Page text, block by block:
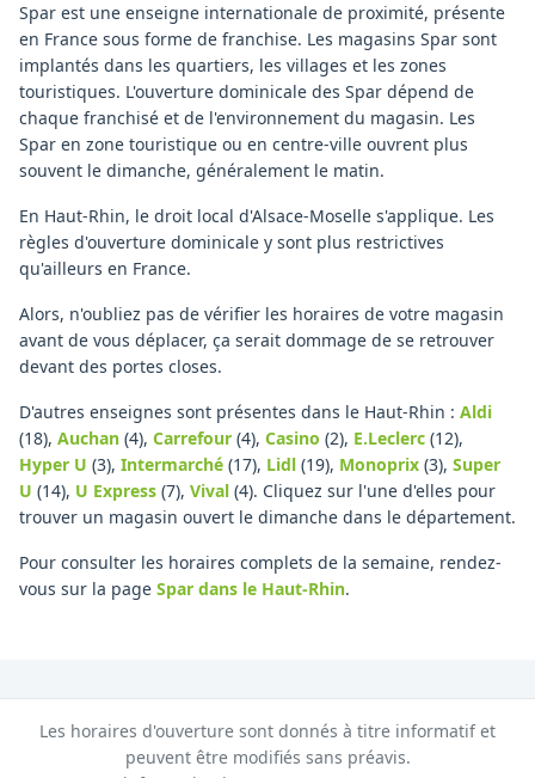
Spar est une enseigne internationale de proximité, présente
en France sous forme de franchise. Les magasins Spar sont
implantés dans les quartiers, les villages et les zones
touristiques. L'ouverture dominicale des Spar dépend de
chaque franchisé et de l'environnement du magasin. Les
Spar en zone touristique ou en centre-ville ouvrent plus
souvent le dimanche, généralement le matin.
En Haut-Rhin, le droit local d'Alsace-Moselle s'applique. Les
règles d'ouverture dominicale y sont plus restrictives
qu'ailleurs en France.
Alors, n'oubliez pas de vérifier les horaires de votre magasin
avant de vous déplacer, ça serait dommage de se retrouver
devant des portes closes.
D'autres enseignes sont présentes dans le Haut-Rhin : Aldi
(18), Auchan (4), Carrefour (4), Casino (2), E.Leclerc (12),
Hyper U (3), Intermarché (17), Lidl (19), Monoprix (3), Super
U (14), U Express (7), Vival (4). Cliquez sur l'une d'elles pour
trouver un magasin ouvert le dimanche dans le département.
Pour consulter les horaires complets de la semaine, rendez-
vous sur la page Spar dans le Haut-Rhin.
Les horaires d'ouverture sont donnés à titre informatif et
peuvent être modifiés sans préavis.